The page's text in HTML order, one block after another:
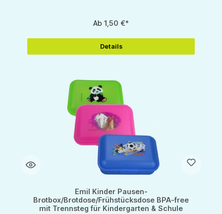
Ab 1,50 €*
Details
Emil Kinder Pausen-
Brotbox/Brotdose/Frühstücksdose BPA-free
mit Trennsteg für Kindergarten & Schule